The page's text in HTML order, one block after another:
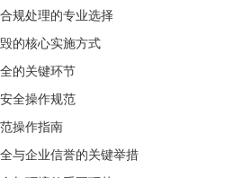
规处理的专业选择
的核心实施方式
的关键环节
全操作规范
操作指南
与企业信誉的关键举措